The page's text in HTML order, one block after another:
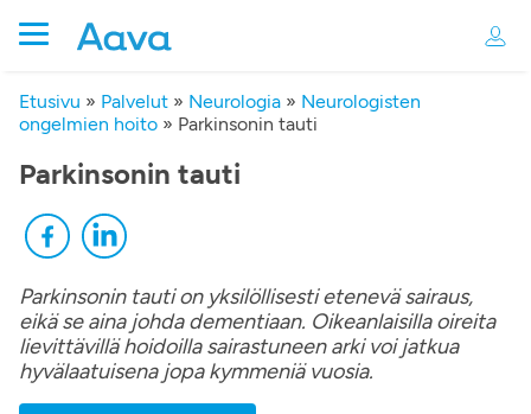
Etusivu » Palvelut » Neurologia » Neurologisten
ongelmien hoito » Parkinsonin tauti
Parkinsonin tauti
Parkinsonin tauti on yksilöllisesti etenevä sairaus,
eikä se aina johda dementiaan. Oikeanlaisilla oireita
lievittävillä hoidoilla sairastuneen arki voi jatkua
hyvälaatuisena jopa kymmeniä vuosia.